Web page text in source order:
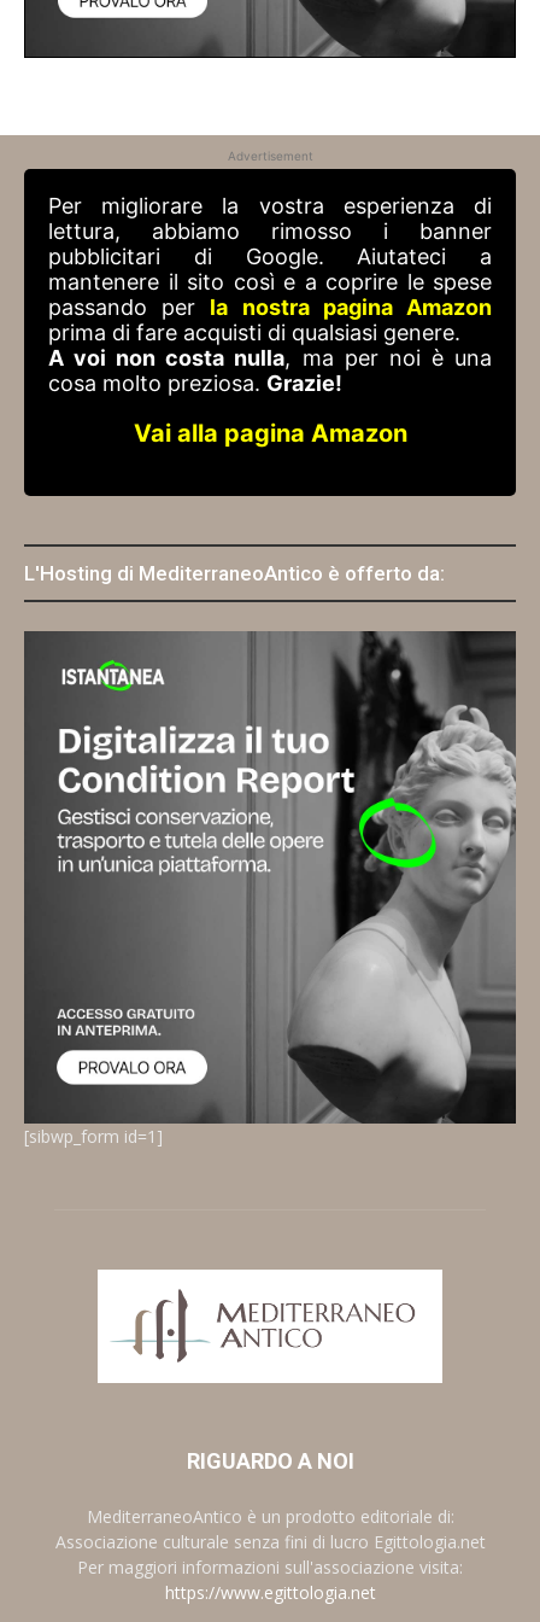
Advertisement
Per migliorare la vostra esperienza di
lettura, abbiamo rimosso i banner
pubblicitari di Google. Aiutateci a
mantenere il sito così e a coprire le spese
passando per la nostra pagina Amazon
prima di fare acquisti di qualsiasi genere.
A voi non costa nulla, ma per noi è una
cosa molto preziosa. Grazie!
Vai alla pagina Amazon
L'Hosting di MediterraneoAntico è offerto da:
[sibwp_form id=1]
RIGUARDO A NOI
MediterraneoAntico è un prodotto editoriale di:
Associazione culturale senza fini di lucro Egittologia.net
Per maggiori informazioni sull'associazione visita:
https://www.egittologia.net